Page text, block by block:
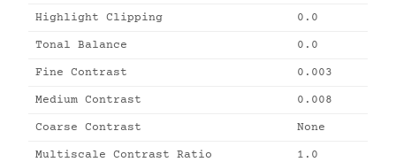
Highlight Clipping 0.0
Tonal Balance 0.0
Fine Contrast 0.003
Medium Contrast 0.008
Coarse Contrast None
Multiscale Contrast Ratio 1.0